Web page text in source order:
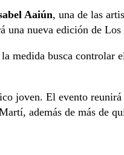
Aaiún, una de las
una nueva edición de Los
medida busca
joven. El evento
además de más de